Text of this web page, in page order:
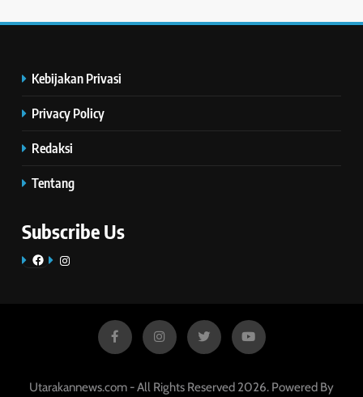
Kebijakan Privasi
Privacy Policy
Redaksi
Tentang
Subscribe Us
FacebookInstagram
Utarakannews.com - All Rights Reserved 2026. Powered By